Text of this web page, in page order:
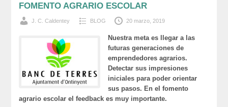
FOMENTO AGRARIO ESCOLAR
J. C. Caldentey BLOG 20 marzo, 2019
Nuestra meta es llegar a las
futuras generaciones de
emprendedores agrarios.
Detectar sus impresiones
iniciales para poder orientar
sus pasos. En el fomento
agrario escolar el feedback es muy importante.